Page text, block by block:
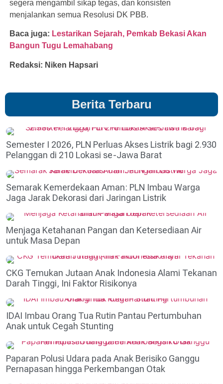
segera mengambil sikap tegas, dan konsisten
menjalankan semua Resolusi DK PBB.
Baca juga: Lestarikan Sejarah, Pemkab Bekasi Akan
Bangun Tugu Lemahabang
Redaksi: Niken Hapsari
Berita Terbaru
Semester I 2026, PLN Perluas Akses Listrik bagi 2.930
Pelanggan di 210 Lokasi se-Jawa Barat
Semarak Kemerdekaan Aman: PLN Imbau Warga
Jaga Jarak Dekorasi dari Jaringan Listrik
Menjaga Ketahanan Pangan dan Ketersediaan Air
untuk Masa Depan
CKG Temukan Jutaan Anak Indonesia Alami Tekanan
Darah Tinggi, Ini Faktor Risikonya
IDAI Imbau Orang Tua Rutin Pantau Pertumbuhan
Anak untuk Cegah Stunting
Paparan Polusi Udara pada Anak Berisiko Ganggu
Pernapasan hingga Perkembangan Otak